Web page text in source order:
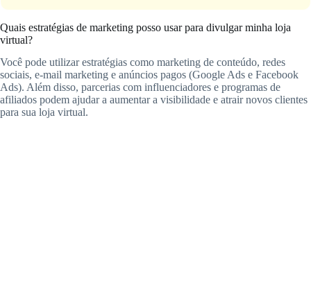
Quais estratégias de marketing posso usar para divulgar minha loja
virtual?
Você pode utilizar estratégias como marketing de conteúdo, redes
sociais, e-mail marketing e anúncios pagos (Google Ads e Facebook
Ads). Além disso, parcerias com influenciadores e programas de
afiliados podem ajudar a aumentar a visibilidade e atrair novos clientes
para sua loja virtual.